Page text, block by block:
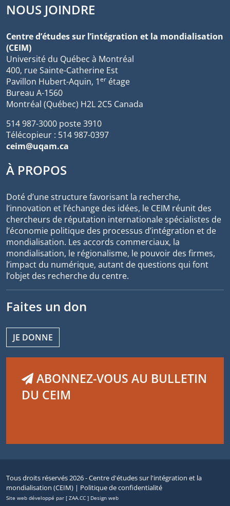
NOUS JOINDRE
Centre d’études sur l’intégration et la mondialisation
(CEIM)
Université du Québec à Montréal
400, rue Sainte-Catherine Est
Pavillon Hubert-Aquin, 1er étage
Bureau A-1560
Montréal (Québec) H2L 2C5 Canada
514 987-3000 poste 3910
Télécopieur : 514 987-0397
ceim@uqam.ca
À PROPOS
Doté d’une structure favorisant la recherche,
l’innovation et l’échange des idées, le CEIM réunit des
chercheurs de réputation internationale spécialistes de
l’économie politique des processus d’intégration et de
mondialisation. Les accords commerciaux, la
mondialisation, le régionalisme, le pouvoir des firmes,
l’impact du numérique, autant de questions qui font
l’objet des recherche du centre.
Faites un don
JE DONNE
ABONNEZ-VOUS AU BULLETIN
DU CEIM
Tous droits réservés 2026 - Centre d'études sur l'intégration et la
mondialisation (CEIM) | Politique de confidentialité
Site web développé par [ ZAA.CC ] Design web